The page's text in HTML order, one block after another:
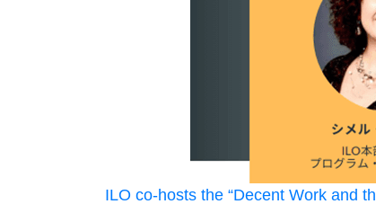
ILO co-hosts the “Decent Work and